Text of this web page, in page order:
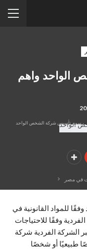
الواحد واهم
رسوم تأسيس شركة الشخص الواحد
في مصر
للمواد القانونية في
وفقًا للاحتياجات
الشركة الفردية شركة
طبيعيًا أو شخصًا